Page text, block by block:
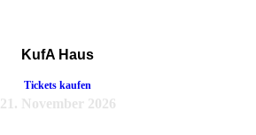
KufA Haus
Tickets kaufen
21. November 2026